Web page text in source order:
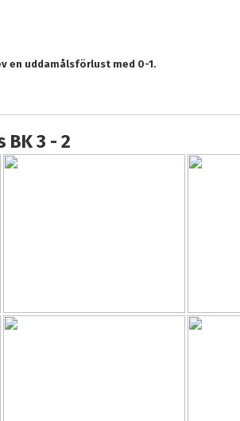
en uddamålsförlust med 0-1.
BK 3 - 2